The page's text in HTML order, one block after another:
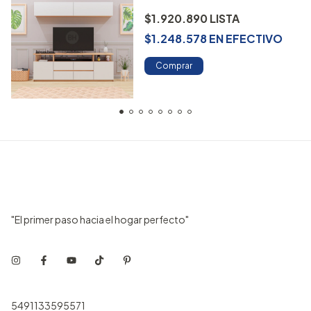
$1.920.890
$1.248.578ENEFECTIVO
Comprar
"El primer paso hacia el hogar perfecto"
5491133595571